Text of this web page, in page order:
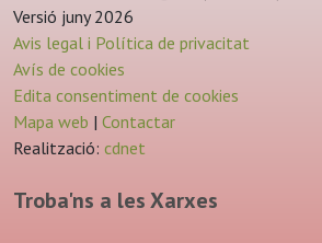
Versió juny 2026
Avis legal i Política de privacitat
Avís de cookies
Edita consentiment de cookies
Mapa web | Contactar
Realització: cdnet
Troba'ns a les Xarxes